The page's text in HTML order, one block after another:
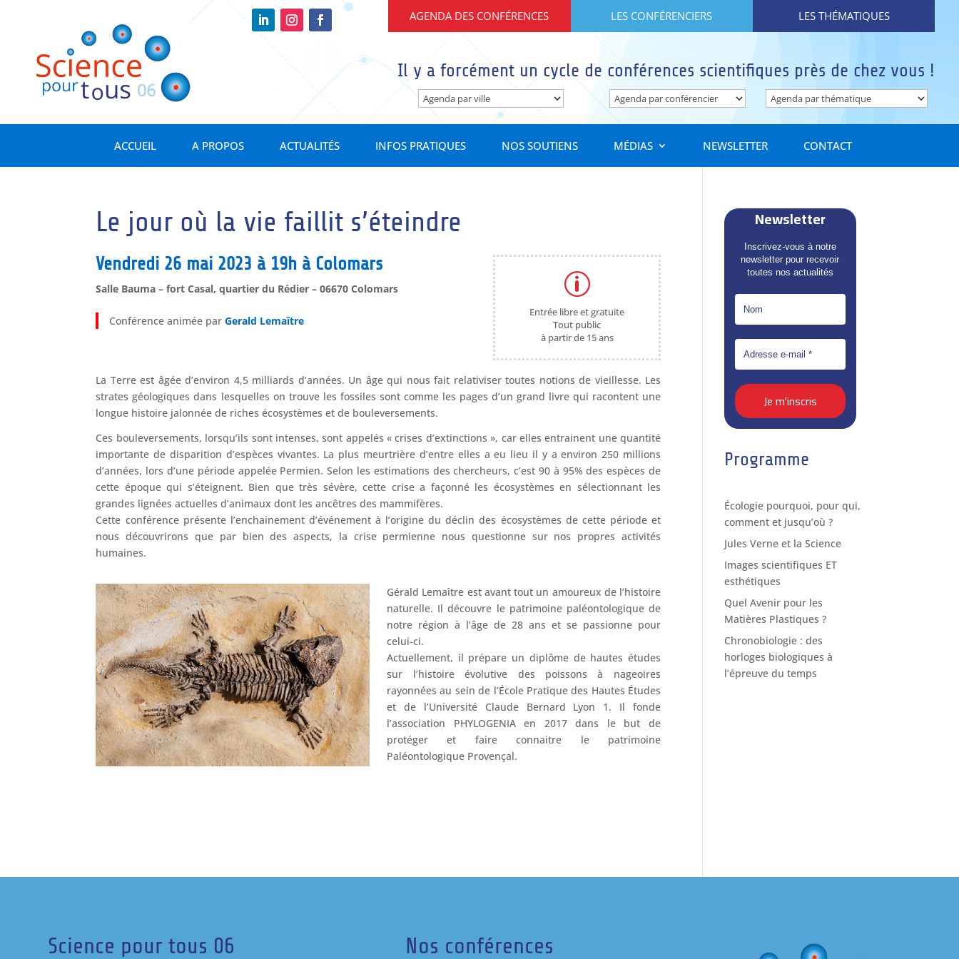
AGENDA DES CONFÉRENCES LES CONFÉRENCIERS LES THÉMATIQUES
Il y a forcément un cycle de conférences scientifiques près de chez vous !
ACCUEIL A PROPOS ACTUALITÉS INFOS PRATIQUES NOS SOUTIENS MÉDIAS NEWSLETTER CONTACT
Le jour où la vie faillit s’éteindre
Vendredi 26 mai 2023 à 19h à Colomars
Salle Bauma – fort Casal, quartier du Rédier – 06670 Colomars
Conférence animée par Gerald Lemaître
p
Entrée libre et gratuite
Tout public
à partir de 15 ans
La Terre est âgée d’environ 4,5 milliards d’années. Un âge qui nous fait relativiser toutes notions de vieillesse. Les
strates géologiques dans lesquelles on trouve les fossiles sont comme les pages d’un grand livre qui racontent une
longue histoire jalonnée de riches écosystèmes et de bouleversements.
Ces bouleversements, lorsqu’ils sont intenses, sont appelés « crises d’extinctions », car elles entrainent une quantité
importante de disparition d’espèces vivantes. La plus meurtrière d’entre elles a eu lieu il y a environ 250 millions
d’années, lors d’une période appelée Permien. Selon les estimations des chercheurs, c’est 90 à 95% des espèces de
cette époque qui s’éteignent. Bien que très sévère, cette crise a façonné les écosystèmes en sélectionnant les
grandes lignées actuelles d’animaux dont les ancêtres des mammifères.
Cette conférence présente l’enchainement d’événement à l’origine du déclin des écosystèmes de cette période et
nous découvrirons que par bien des aspects, la crise permienne nous questionne sur nos propres activités
humaines.
Gérald Lemaître est avant tout un amoureux de l’histoire
naturelle. Il découvre le patrimoine paléontologique de
notre région à l’âge de 28 ans et se passionne pour
celui-ci.
Actuellement, il prépare un diplôme de hautes études
sur l’histoire évolutive des poissons à nageoires
rayonnées au sein de l’École Pratique des Hautes Études
et de l’Université Claude Bernard Lyon 1. Il fonde
l’association PHYLOGENIA en 2017 dans le but de
protéger et faire connaitre le patrimoine
Paléontologique Provençal.
Newsletter
Inscrivez-vous à notre
newsletter pour recevoir
toutes nos actualités
Programme
Écologie pourquoi, pour qui,
comment et jusqu’où ?
Jules Verne et la Science
Images scientifiques ET
esthétiques
Quel Avenir pour les
Matières Plastiques ?
Chronobiologie : des
horloges biologiques à
l’épreuve du temps
Science pour tous 06 Nos conférences